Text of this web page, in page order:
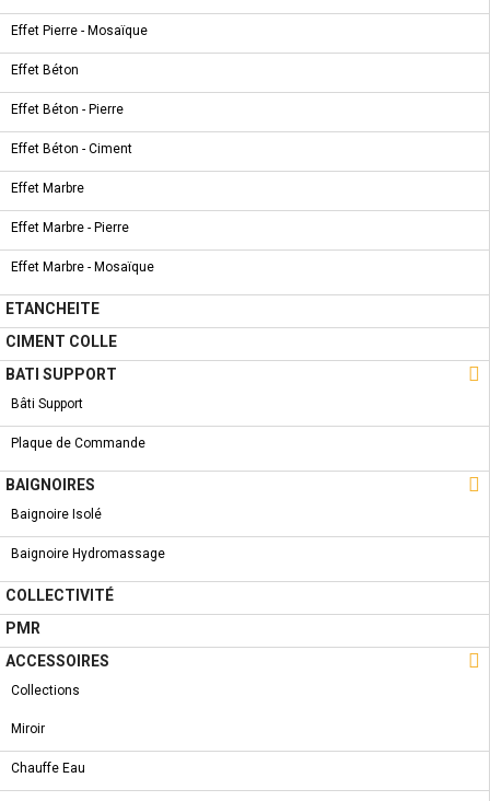
Effet Pierre - Mosaïque
Effet Béton
Effet Béton - Pierre
Effet Béton - Ciment
Effet Marbre
Effet Marbre - Pierre
Effet Marbre - Mosaïque
ETANCHEITE
CIMENT COLLE
BATI SUPPORT

Bâti Support
Plaque de Commande
BAIGNOIRES 
Baignoire Isolé
Baignoire Hydromassage
COLLECTIVITÉ
PMR
ACCESSOIRES

Collections
Miroir
Chauffe Eau
NOUVEAU PRODUIT
BIDET AU SOL - SILVER
Qui Sommes-Nous ?
Conditions Générales de Vente